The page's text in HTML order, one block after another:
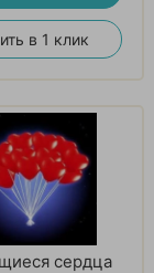
в 1 клик
сердца